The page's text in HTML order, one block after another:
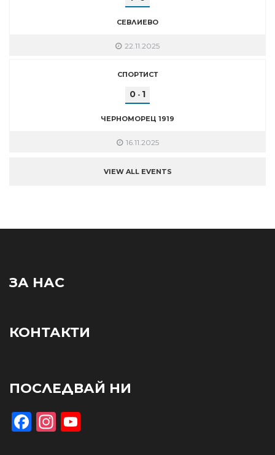
СЕВЛИЕВО
22.11.2025
СПОРТИСТ
0 - 1
ЧЕРНОМОРЕЦ 1919
16.11.2025
VIEW ALL EVENTS
ЗА НАС
КОНТАКТИ
ПОСЛЕДВАЙ НИ
Facebook
Instagram